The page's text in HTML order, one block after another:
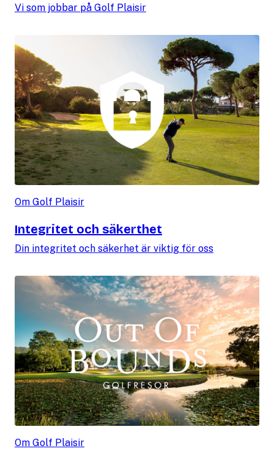
Vi som jobbar på Golf Plaisir
Om Golf Plaisir
Integritet och säkerthet
Din integritet och säkerhet är viktig för oss
Om Golf Plaisir